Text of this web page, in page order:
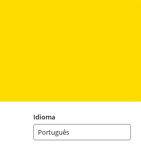
Idioma